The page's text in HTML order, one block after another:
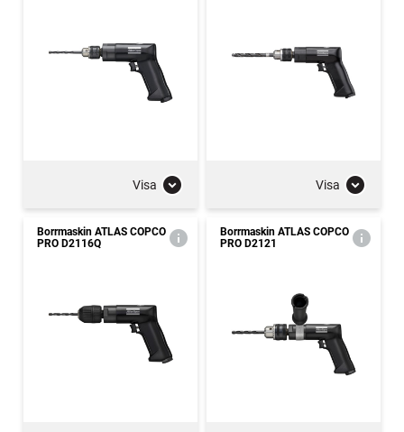
Visa Visa
Borrmaskin ATLAS COPCO
PRO D2116Q
Borrmaskin ATLAS COPCO
PRO D2121